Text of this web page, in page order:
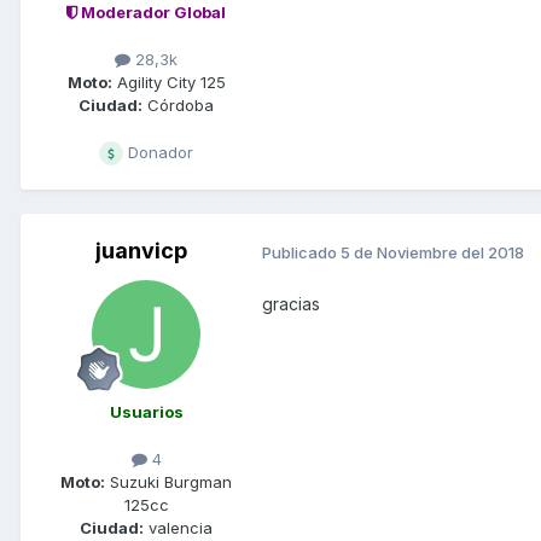
Moderador Global
28,3k
Moto: Agility City 125
Ciudad: Córdoba
Donador
juanvicp
Usuarios
4
Moto: Suzuki Burgman
125cc
Ciudad: valencia
Publicado 5 de Noviembre del 2018
gracias